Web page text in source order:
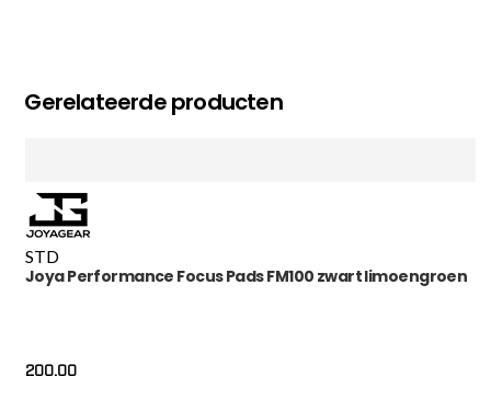
Gerelateerde producten
STD
Joya Performance Focus Pads FM100 zwart limoengroen
200.00